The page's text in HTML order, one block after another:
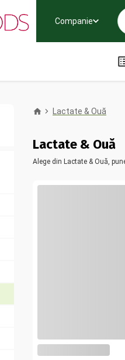
Companie
Lactate & Ouă
Lactate & Ouă
Alege din Lactate & Ouă,